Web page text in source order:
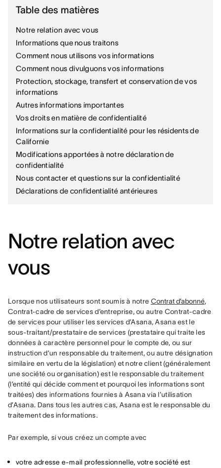
Table des matières
Notre relation avec vous
Informations que nous traitons
Comment nous utilisons vos informations
Comment nous divulguons vos informations
Protection, stockage, transfert et conservation de vos
informations
Autres informations importantes
Vos droits en matière de confidentialité
Informations sur la confidentialité pour les résidents de
Californie
Modifications apportées à notre déclaration de
confidentialité
Nous contacter et questions sur la confidentialité
Déclarations de confidentialité antérieures
Notre relation avec
vous
Lorsque nos utilisateurs sont soumis à notre Contrat d’abonné,
Contrat-cadre de services d’entreprise, ou autre Contrat-cadre
de services pour utiliser les services d’Asana, Asana est le
sous-traitant/prestataire de services (prestataire qui traite les
données à caractère personnel pour le compte de, ou sur
instruction d’un responsable du traitement, ou autre désignation
similaire en vertu de la législation) et notre client (généralement
une société ou organisation) est le responsable du traitement
(l’entité qui décide comment et pourquoi les informations sont
traitées) des informations fournies à Asana via l’utilisation
d’Asana. Dans tous les autres cas, Asana est le responsable du
traitement des informations.
Par exemple, si vous créez un compte avec
votre adresse e-mail professionnelle, votre société est